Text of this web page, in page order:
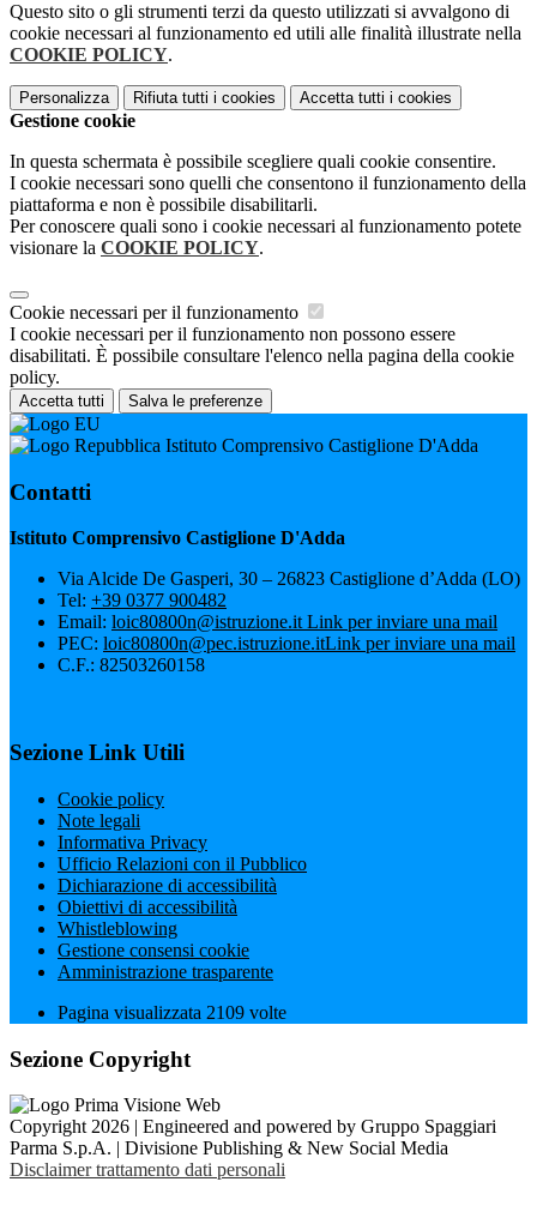
Questo sito o gli strumenti terzi da questo utilizzati si avvalgono di
cookie necessari al funzionamento ed utili alle finalità illustrate nella
COOKIE POLICY.
Personalizza Rifiuta tutti i cookies Accetta tutti i cookies
Gestione cookie
In questa schermata è possibile scegliere quali cookie consentire.
I cookie necessari sono quelli che consentono il funzionamento della
piattaforma e non è possibile disabilitarli.
Per conoscere quali sono i cookie necessari al funzionamento potete
visionare la COOKIE POLICY.
Cookie necessari per il funzionamento
I cookie necessari per il funzionamento non possono essere
disabilitati. È possibile consultare l'elenco nella pagina della cookie
policy.
Accetta tutti Salva le preferenze
Istituto Comprensivo Castiglione D'Adda
Contatti
Istituto Comprensivo Castiglione D'Adda
Via Alcide De Gasperi, 30 – 26823 Castiglione d’Adda (LO)
Tel: +39 0377 900482
Email: loic80800n@istruzione.itLink per inviare una mail
PEC: loic80800n@pec.istruzione.itLink per inviare una mail
C.F.: 82503260158
Sezione Link Utili
Cookie policy
Note legali
Informativa Privacy
Ufficio Relazioni con il Pubblico
Dichiarazione di accessibilità
Obiettivi di accessibilità
Whistleblowing
Gestione consensi cookie
Amministrazione trasparente
Pagina visualizzata 2109 volte
Sezione Copyright
Copyright 2026 | Engineered and powered by Gruppo Spaggiari
Parma S.p.A. | Divisione Publishing & New Social Media
Disclaimer trattamento dati personali